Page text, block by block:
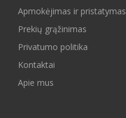
Apmokėjimas ir pristatymas
Prekių grąžinimas
Privatumo politika
Kontaktai
Apie mus